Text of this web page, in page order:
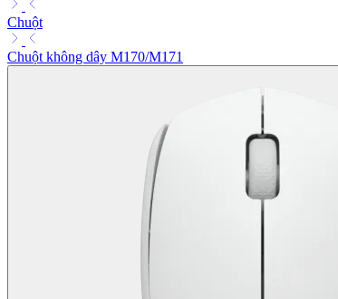
Chuột
Chuột không dây M170/M171